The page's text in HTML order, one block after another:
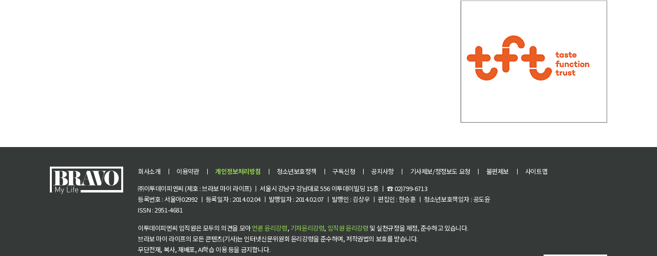
회사소개 ㅣ 이용약관 ㅣ 개인정보처리방침 ㅣ 청소년보호정책 ㅣ 구독신청 ㅣ 공지사항 ㅣ 기사제보/정정보도 요청 ㅣ 불편제보 ㅣ
사이트맵
㈜이투데이피엔씨 (제호 : 브라보 마이 라이프) ㅣ 서울시 강남구 강남대로 556 이투데이빌딩 15층 ㅣ ☎ 02)799-6713
등록번호 : 서울아02992 ㅣ 등록일자 : 2014.02.04 ㅣ 발행일자 : 2014.02.07 ㅣ 발행인 : 김상우 ㅣ 편집인 : 한승훈 ㅣ 청소년보호책임자 : 공도윤
ISSN : 2951-4681
이투데이피엔씨 임직원은 모두의 의견을 모아언론 윤리강령, 기자윤리강령, 임직원 윤리강령 및 실천규정을 제정, 준수하고 있습니다.
브라보 마이 라이프의 모든 콘텐츠(기사)는 인터넷신문위원회 윤리강령을 준수하며, 저작권법의 보호를 받습니다.
무단전재, 복사, 재배포, AI학습 이용 등을 금지합니다.